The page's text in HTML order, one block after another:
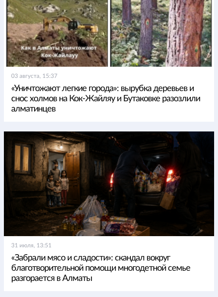
03 августа, 15:37
«Уничтожают легкие города»: вырубка деревьев и
снос холмов на Кок-Жайляу и Бутаковке разозлили
алматинцев
31 июля, 13:51
«Забрали мясо и сладости»: скандал вокруг
благотворительной помощи многодетной семье
разгорается в Алматы